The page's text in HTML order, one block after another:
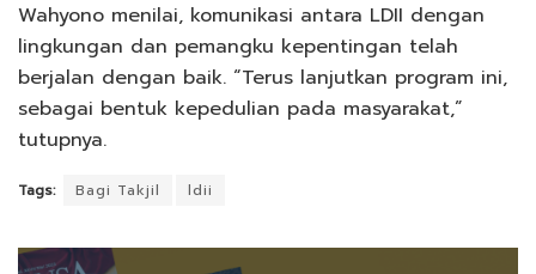
Wahyono menilai, komunikasi antara LDII dengan
lingkungan dan pemangku kepentingan telah
berjalan dengan baik. “Terus lanjutkan program ini,
sebagai bentuk kepedulian pada masyarakat,”
tutupnya.
Tags: Bagi Takjil ldii